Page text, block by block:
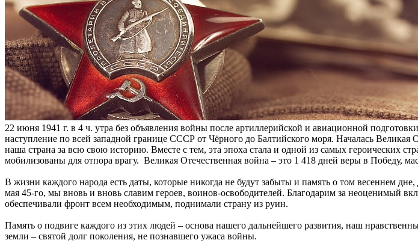
22 июня 1941 г. в 4 ч. утра без объявления войны после артиллерийской и авиационной
наступление по всей западной границе СССР от Чёрного до Балтийского моря. Началась
наша страна за всю свою историю. Вместе с тем, эта эпоха стала и одной из самых героических
мобилизованы для отпора врагу. Великая Отечественная война – это 1 418 дней веры в Победу,
В жизни каждого народа есть даты, которые никогда не будут забыты и память о том весеннем
мая 45-го, мы вновь и вновь славим героев, воинов-освободителей. Благодарим за неоценимый
обеспечивали фронт всем необходимым, поднимали страну из руин.
Память о подвиге каждого из этих людей – основа нашего дальнейшего развития, наш
земли – святой долг поколения, не познавшего ужаса войны.